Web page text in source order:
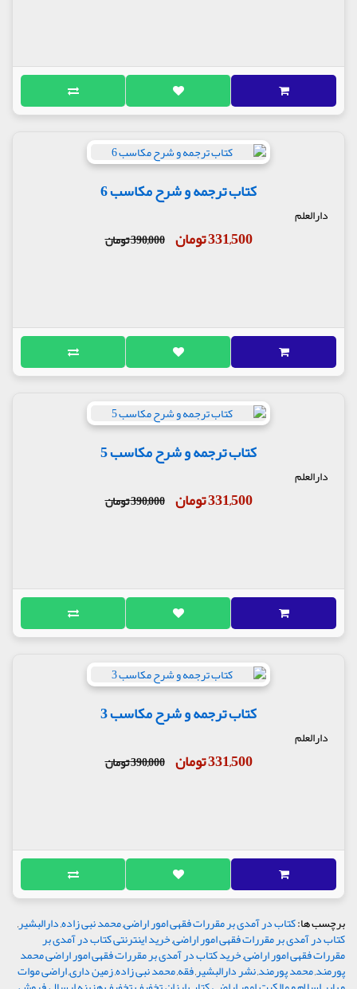
کتاب ترجمه و شرح مکاسب 6
دارالعلم
331,500 تومان 390,000 تومان
کتاب ترجمه و شرح مکاسب 5
دارالعلم
331,500 تومان 390,000 تومان
کتاب ترجمه و شرح مکاسب 3
دارالعلم
331,500 تومان 390,000 تومان
برچسب ها:کتاب در آمدی بر مقررات فقهی امور اراضی,محمد نبی زاده,دارالبشیر,
کتاب در آمدی بر مقررات فقهی امور اراضی,خرید اینترنتی کتاب در آمدی بر
مقررات فقهی امور اراضی,خرید کتاب در آمدی بر مقررات فقهی امور اراضی محمد
پورمند,محمد پورمند,نشر دارالبشیر,فقه,محمد نبی زاده,زمین داری,اراضی موات